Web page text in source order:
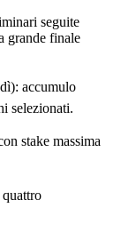
seguite
grande finale
accumulo
selezionati.
stake massima